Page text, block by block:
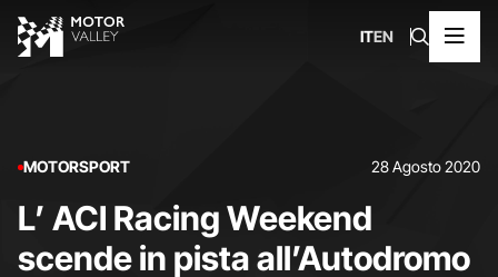
ITEN
MOTORSPORT 28 Agosto 2020
L’ ACI Racing Weekend
scende in pista all’Autodromo